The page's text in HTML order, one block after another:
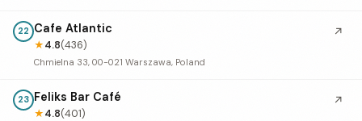
22 Cafe Atlantic
★4.8(436)
Chmielna 33, 00-021 Warszawa, Poland
↗
23 Feliks Bar Café
★4.8(401)
↗